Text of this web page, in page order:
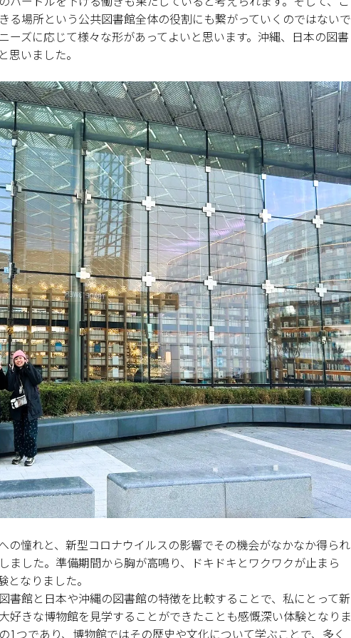
る場所という公共図書館全体の役割にも繋がっていくのではないで
ーズに応じて様々な形があってよいと思います。沖縄、日本の図書
いました。
憧れと、新型コロナウイルスの影響でその機会がなかなか得られ
ました。準備期間から胸が高鳴り、ドキドキとワクワクが止まら
なりました。
書館と日本や沖縄の図書館の特徴を比較することで、私にとって新
好きな博物館を見学することができたことも感慨深い体験となりま
1つであり、博物館ではその歴史や文化について学ぶことで、多く